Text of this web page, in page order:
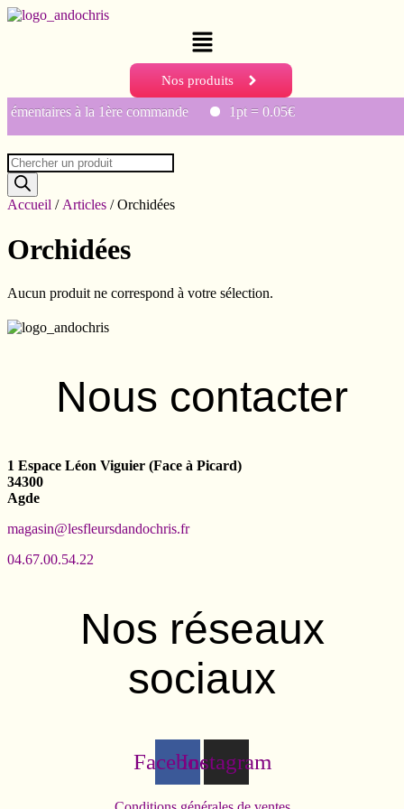
Menu
Nos produits
à la 1ère commande 1pt = 0.05€
Recherche
de
produits
Accueil / Articles / Orchidées
Orchidées
Aucun produit ne correspond à votre sélection.
Nous contacter
1 Espace Léon Viguier (Face à Picard)
34300
Agde
magasin@lesfleursdandochris.fr
04.67.00.54.22
Nos réseaux
sociaux
FacebookInstagram